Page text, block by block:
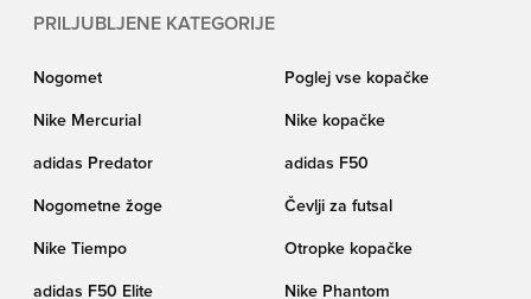
PRILJUBLJENE KATEGORIJE
Nogomet Poglej vse kopačke
Nike Mercurial Nike kopačke
adidas Predator adidas F50
Nogometne žoge Čevlji za futsal
Nike Tiempo Otropke kopačke
adidas F50 Elite Nike Phantom